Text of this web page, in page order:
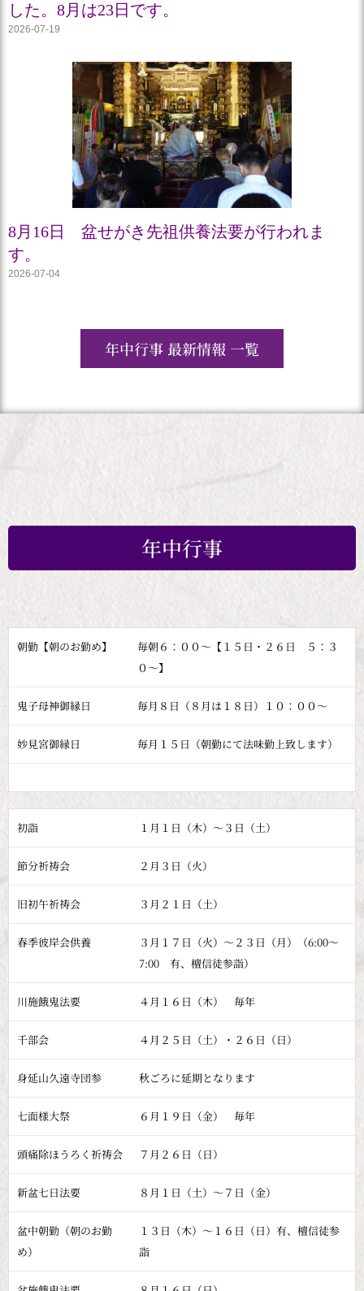
した。8月は23日です。
2026-07-19
8月16日 盆せがき先祖供養法要が行われま
す。
2026-07-04
年中行事 最新情報 一覧
年中行事
朝勤【朝のお勤め】
毎朝６：００～【１５日・２６日 ５：３
０～】
鬼子母神御縁日 毎月８日（８月は１８日）１０：００～
妙見宮御縁日 毎月１５日（朝勤にて法味勤上致します）
初詣 １月１日（木）～３日（土）
節分祈祷会 ２月３日（火）
旧初午祈祷会 ３月２１日（土）
春季彼岸会供養
３月１７日（火）～２３日（月）（6:00～
7:00 有、檀信徒参詣）
川施餓鬼法要 ４月１６日（木） 毎年
千部会 ４月２５日（土）・２６日（日）
身延山久遠寺団参 秋ごろに延期となります
七面様大祭 ６月１９日（金） 毎年
頭痛除ほうろく祈祷会 ７月２６日（日）
新盆七日法要 ８月１日（土）～７日（金）
盆中朝勤（朝のお勤
め）
１３日（木）～１６日（日）有、檀信徒参
詣